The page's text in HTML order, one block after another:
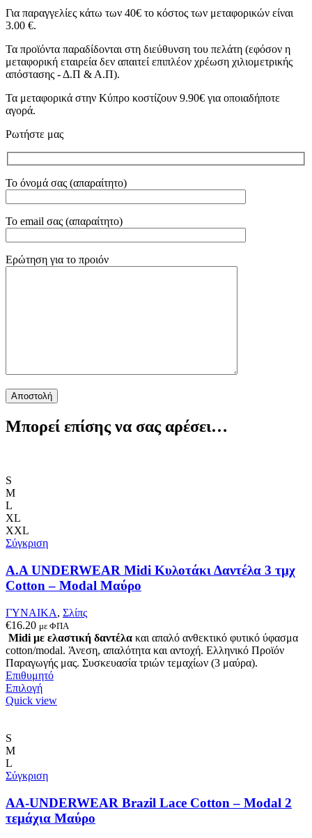
Για παραγγελίες κάτω των 40€ το κόστος των μεταφορικών είναι
3.00 €.
Τα προϊόντα παραδίδονται στη διεύθυνση του πελάτη (εφόσον η
μεταφορική εταιρεία δεν απαιτεί επιπλέον χρέωση χιλιομετρικής
απόστασης - Δ.Π & Α.Π).
Τα μεταφορικά στην Κύπρο κοστίζουν 9.90€ για οποιαδήποτε
αγορά.
Ρωτήστε μας
Το όνομά σας (απαραίτητο)
Το email σας (απαραίτητο)
Ερώτηση για το προιόν
Μπορεί επίσης να σας αρέσει…
S
M
L
XL
XXL
Σύγκριση
Α.A UNDERWEAR Midi Κυλοτάκι Δαντέλα 3 τμχ
Cotton – Modal Μαύρο
ΓΥΝΑΙΚΑ, Σλίπς
€16.20 με ΦΠΑ
Midi με ελαστική δαντέλα και απαλό ανθεκτικό φυτικό ύφασμα
cotton/modal. Άνεση, απαλότητα και αντοχή. Ελληνικό Προϊόν
Παραγωγής μας. Συσκευασία τριών τεμαχίων (3 μαύρα).
Επιθυμητό
ΕπιλογήΑυτό
το
επιλογές
να
επιλεγούν
στη
Quick view
S
M
L
Σύγκριση
AA-UNDERWEAR Brazil Lace Cotton – Modal 2
τεμάχια Μαύρο